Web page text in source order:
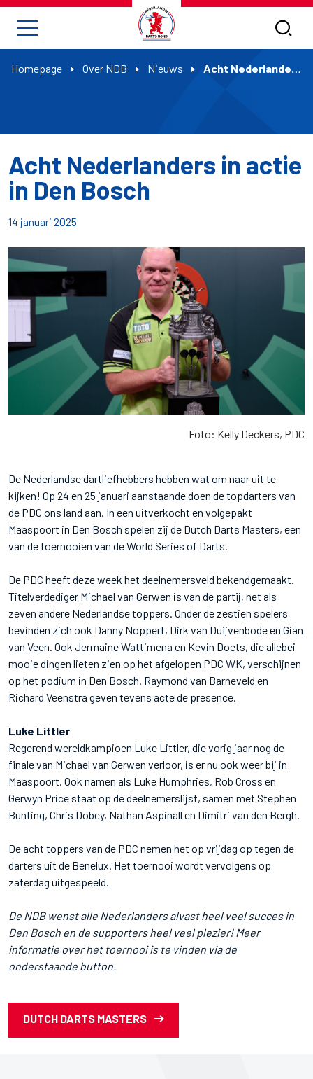
Homepage Over NDB Nieuws Acht Nederlanders in actie in Den Bosch
Acht Nederlanders in actie
in Den Bosch
14 januari 2025
Foto: Kelly Deckers, PDC
De Nederlandse dartliefhebbers hebben wat om naar uit te
kijken! Op 24 en 25 januari aanstaande doen de topdarters van
de PDC ons land aan. In een uitverkocht en volgepakt
Maaspoort in Den Bosch spelen zij de Dutch Darts Masters, een
van de toernooien van de World Series of Darts.
De PDC heeft deze week het deelnemersveld bekendgemaakt.
Titelverdediger Michael van Gerwen is van de partij, net als
zeven andere Nederlandse toppers. Onder de zestien spelers
bevinden zich ook Danny Noppert, Dirk van Duijvenbode en Gian
van Veen. Ook Jermaine Wattimena en Kevin Doets, die allebei
mooie dingen lieten zien op het afgelopen PDC WK, verschijnen
op het podium in Den Bosch. Raymond van Barneveld en
Richard Veenstra geven tevens acte de presence.
Luke Littler
Regerend wereldkampioen Luke Littler, die vorig jaar nog de
finale van Michael van Gerwen verloor, is er nu ook weer bij in
Maaspoort. Ook namen als Luke Humphries, Rob Cross en
Gerwyn Price staat op de deelnemerslijst, samen met Stephen
Bunting, Chris Dobey, Nathan Aspinall en Dimitri van den Bergh.
De acht toppers van de PDC nemen het op vrijdag op tegen de
darters uit de Benelux. Het toernooi wordt vervolgens op
zaterdag uitgespeeld.
De NDB wenst alle Nederlanders alvast heel veel succes in
Den Bosch en de supporters heel veel plezier! Meer
informatie over het toernooi is te vinden via de
onderstaande button.
DUTCH DARTS MASTERS